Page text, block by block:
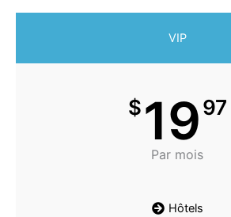
VIP
$1997
Par mois
Hôtels